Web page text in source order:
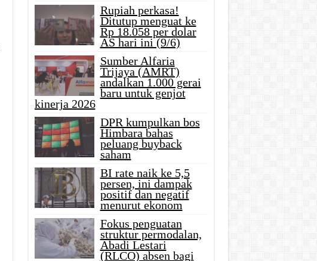
Rupiah perkasa!
Ditutup menguat ke
Rp 18.058 per dolar
AS hari ini (9/6)
Sumber Alfaria
Trijaya (AMRT)
andalkan 1.000 gerai
baru untuk genjot
kinerja 2026
DPR kumpulkan bos
Himbara bahas
peluang buyback
saham
BI rate naik ke 5,5
persen, ini dampak
positif dan negatif
menurut ekonom
Fokus penguatan
struktur permodalan,
Abadi Lestari
(RLCO) absen bagi